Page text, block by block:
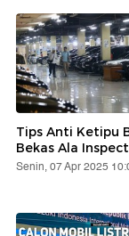
Tips Anti Ketipu
Bekas Ala
Senin, 07 Apr 2025